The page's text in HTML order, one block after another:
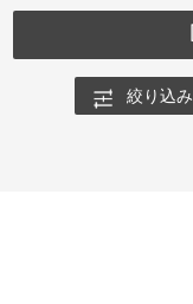
絞り込み